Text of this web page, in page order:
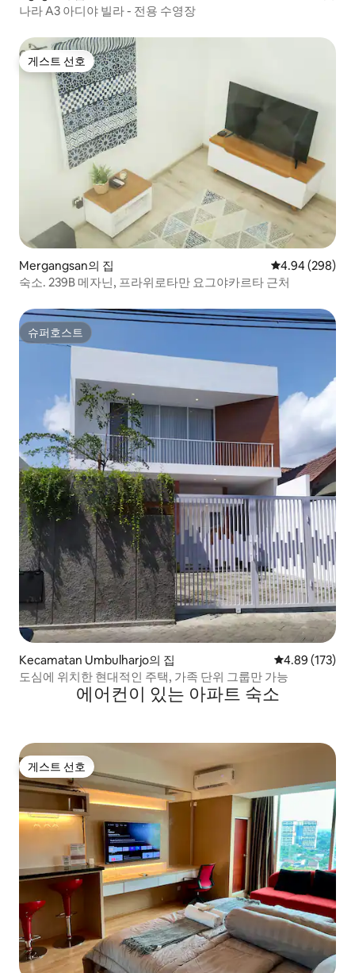
나라 A3 아디야 빌라 - 전용 수영장
게스트 선호
게스트 선호
Mergangsan의 집 평점 4.94점(5
4.94 (298)
숙소. 239B 메자닌, 프라위로타만 요그야카르타 근처
슈퍼호스트
슈퍼호스트
Kecamatan Umbulharjo의 집 평점 4.89점(5
4.89 (173)
도심에 위치한 현대적인 주택, 가족 단위 그룹만 가능
에어컨이 있는 아파트 숙소
게스트 선호
게스트 선호